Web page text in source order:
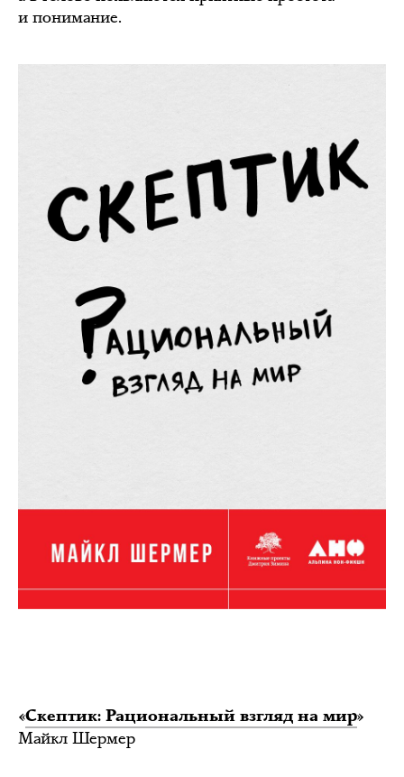
и понимание.
«Скептик: Рациональный взгляд на мир»
Майкл Шермер